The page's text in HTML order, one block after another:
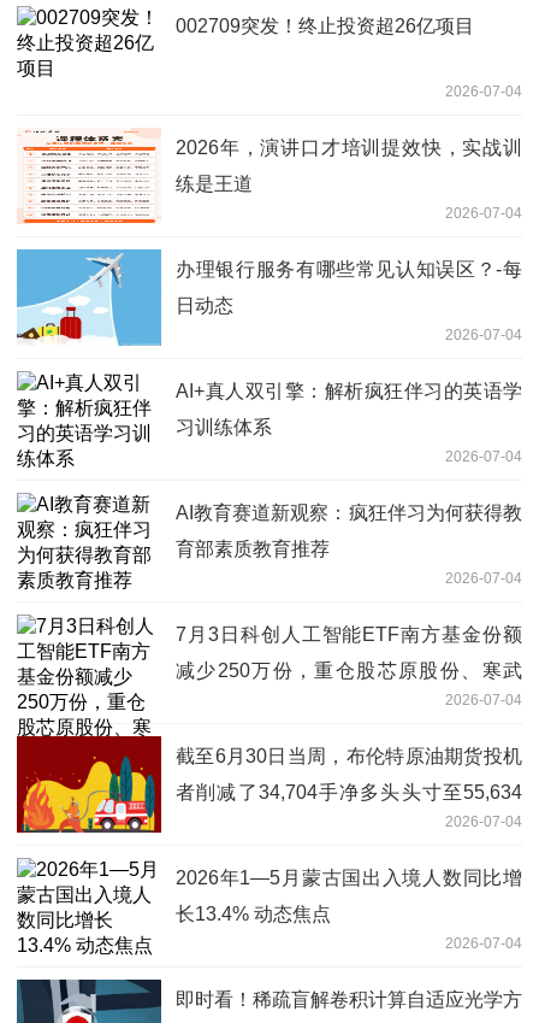
002709突发！终止投资超26亿项目
2026-07-04
2026年，演讲口才培训提效快，实战训
练是王道
2026-07-04
办理银行服务有哪些常见认知误区？-每
日动态
2026-07-04
AI+真人双引擎：解析疯狂伴习的英语学
习训练体系
2026-07-04
AI教育赛道新观察：疯狂伴习为何获得教
育部素质教育推荐
2026-07-04
7月3日科创人工智能ETF南方基金份额
减少250万份，重仓股芯原股份、寒武
2026-07-04
截至6月30日当周，布伦特原油期货投机
者削减了34,704手净多头头寸至55,634
2026-07-04
2026年1—5月蒙古国出入境人数同比增
长13.4% 动态焦点
2026-07-04
即时看！稀疏盲解卷积计算自适应光学方